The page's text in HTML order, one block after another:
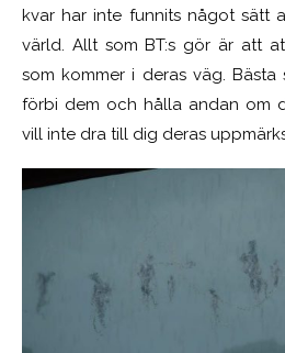
kvar har inte funnits något sätt
värld. Allt som BT:s gör är att
som kommer i deras väg.
förbi dem och hålla andan om
vill inte dra till dig deras